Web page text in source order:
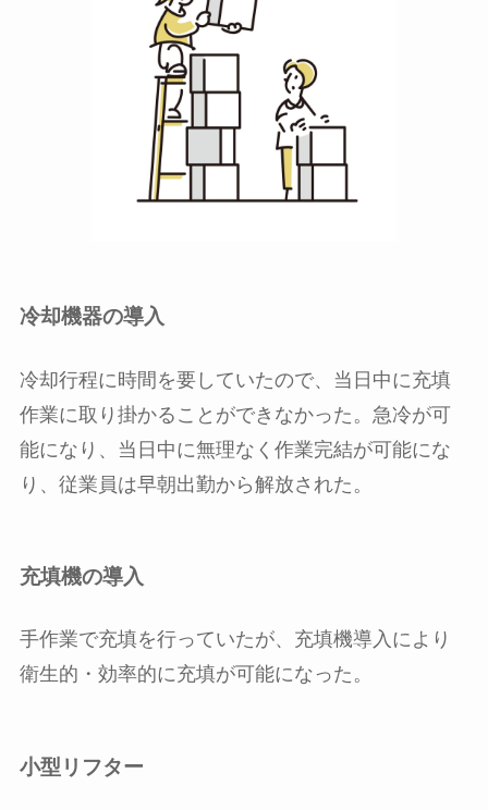
冷却機器の導入
冷却行程に時間を要していたので、当日中に充填
作業に取り掛かることができなかった。急冷が可
能になり、当日中に無理なく作業完結が可能にな
り、従業員は早朝出勤から解放された。
充填機の導入
手作業で充填を行っていたが、充填機導入により
衛生的・効率的に充填が可能になった。
小型リフター